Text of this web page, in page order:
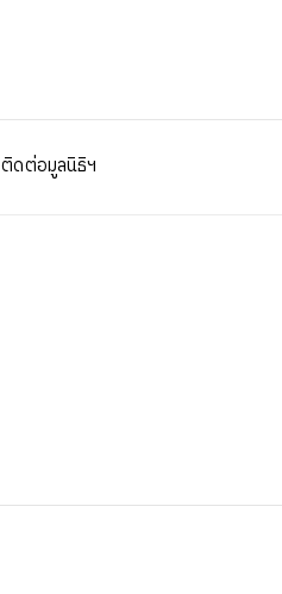
ติดต่อมูลนิธิฯ